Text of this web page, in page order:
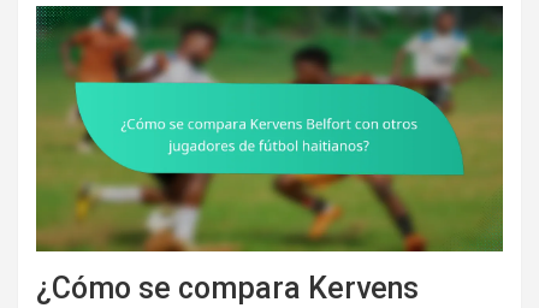
¿Cómo se compara Kervens